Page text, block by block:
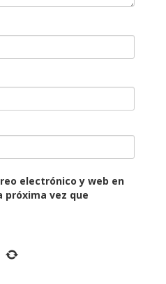
electrónico y web en
próxima vez que